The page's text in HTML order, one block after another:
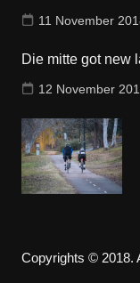
11 November
Die mitte got new
12 November
Copyrights © 2018.